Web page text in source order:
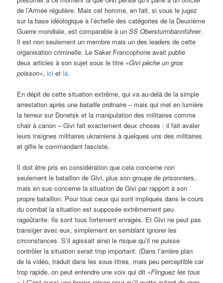
de l’Armée régulière. Mais cet homme, en fait, si vous le jugez
sur la base idéologique à l’échelle des catégories de la Deuxième
Guerre mondiale, est comparable à unSS Obersturmbannführer.
Il est non seulement un membre mais un des leaders de cette
organisation criminelle. Le Saker Francophone avait publié
deux articles à son sujet sous le titre «Givi pèche un gros
poisson»,icietlà.
En dépit de cette situation extrême, qui va au-delà de la simple
arrestation après une bataille ordinaire – mais qui met en lumière
la terreur sur Donetsk et la manipulation des militaires comme
chair à canon – Givi fait exactement deux choses : il fait avaler
leurs insignes militaires ukrainiens à quelques uns des militaires
et gifle le commandant fasciste.
Il doit être pris en considération que cela concerne non
seulement le bataillon de Givi, plus son groupe de prisonniers,
mais en sus concerne la situation de Givi par rapport à son
propre bataillon. Pour tous ceux qui sont impliqués dans le cours
du combat la situation est supposée extrêmement peu
ragoûtante. Ils sont tous fortement enragés. Et Givi ne peut pas
transiger avec eux, simplement en semblant ignorer les
circonstances. S’il agissait ainsi le risque qu’il ne puisse
contrôler la situation serait trop important. (Dans l’arrière plan
de la vidéo, traduit dans les sous-titres, mais peu perceptible car
trop rapide, on peut entendre une voix qui dit «Flinguez les tous